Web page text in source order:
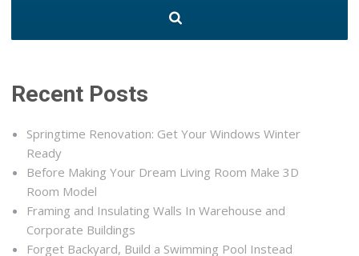
Recent Posts
Springtime Renovation: Get Your Windows Winter
Ready
Before Making Your Dream Living Room Make 3D
Room Model
Framing and Insulating Walls In Warehouse and
Corporate Buildings
Forget Backyard, Build a Swimming Pool Instead